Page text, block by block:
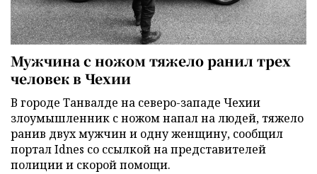
Мужчина с ножом тяжело ранил трех
человек в Чехии
В городе Танвалде на северо-западе Чехии
злоумышленник с ножом напал на людей, тяжело
ранив двух мужчин и одну женщину, сообщил
портал Idnes со ссылкой на представителей
полиции и скорой помощи.